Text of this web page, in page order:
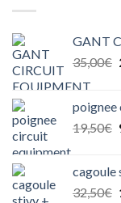
GANT
35,00€
poignee
19,50€
cagoule
32,50€